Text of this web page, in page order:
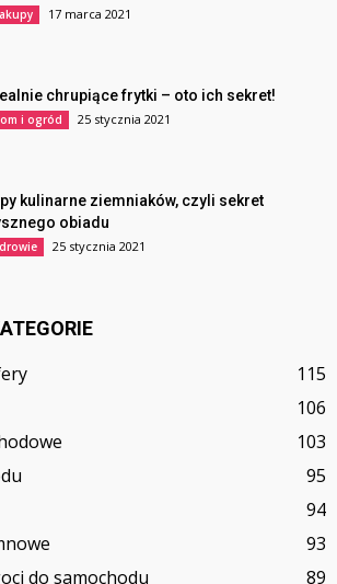
17 marca 2021
chrupiące frytki – oto ich sekret!
i ogród 25 stycznia 2021
kulinarne ziemniaków, czyli sekret
obiadu
25 stycznia 2021
115
106
103
95
94
93
do samochodu
89